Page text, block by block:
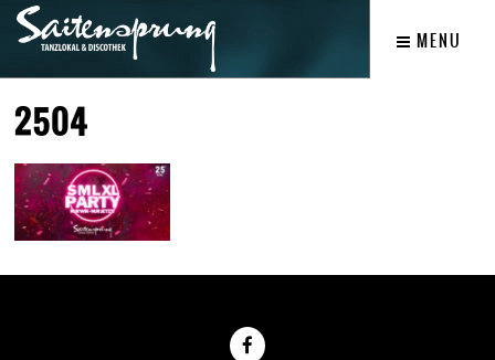
MENU
2504